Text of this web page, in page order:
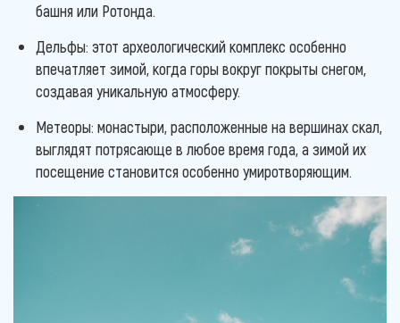
башня или Ротонда.
Дельфы: этот археологический комплекс особенно
впечатляет зимой, когда горы вокруг покрыты снегом,
создавая уникальную атмосферу.
Метеоры: монастыри, расположенные на вершинах скал,
выглядят потрясающе в любое время года, а зимой их
посещение становится особенно умиротворяющим.